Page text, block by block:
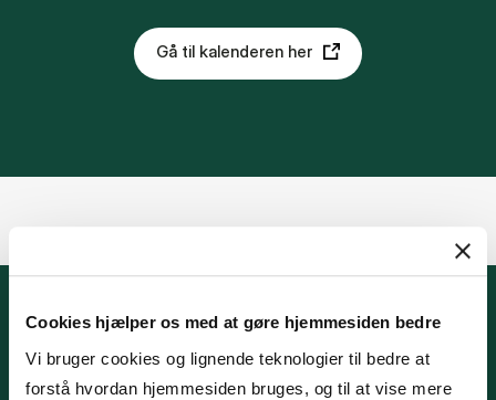
Cookies hjælper os med at gøre hjemmesiden bedre
Vi bruger cookies og lignende teknologier til bedre at
forstå hvordan hjemmesiden bruges, og til at vise mere
Gå til kalenderen her
HENT BROCHURE HER